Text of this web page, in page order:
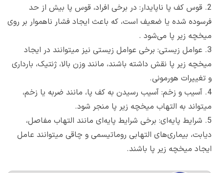
2. قوس کف پا ناپایدار: در برخی افراد، قوس پا بیش از حد
فرسوده شده یا ضعیف است، که باعث ایجاد فشار ناهموار بر روی
میخچه زیر پا می‌شود .
3. عوامل زیستی: برخی عوامل زیستی نیز میتوانند در ایجاد
میخچه زیر پا نقش داشته باشند، مانند وزن بالا، ژنتیک، بارداری
و تغییرات هورمونی.
4. آسیب و زخم: آسیب رسیدن به کف پا، مانند ضربه یا زخم،
میتواند به التهاب میخچه زیر پا منجر شود.
5. شرایط پایه‌ای: برخی شرایط پایه‌ای مانند التهاب مفاصل،
دیابت، بیماری‌های التهابی روماتیسمی و چاقی میتوانند عامل
ایجاد میخچه زیر پا باشند.